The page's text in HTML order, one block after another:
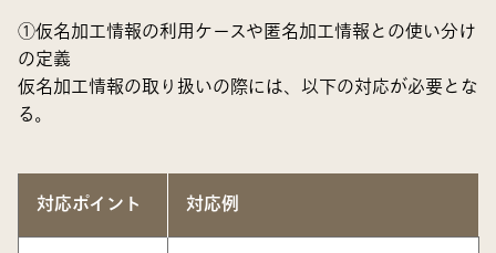
①仮名加工情報の利用ケースや匿名加工情報との使い分け
の定義
仮名加工情報の取り扱いの際には、以下の対応が必要とな
る。
対応ポイント 対応例